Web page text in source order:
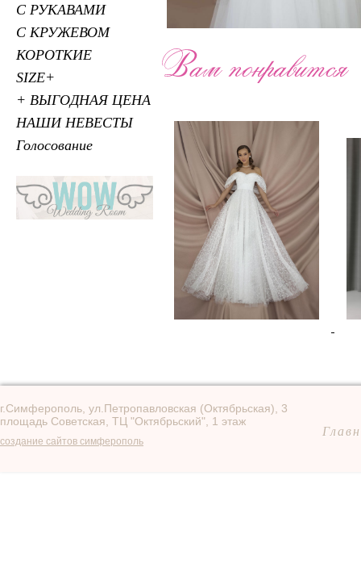
С РУКАВАМИ
С КРУЖЕВОМ
КОРОТКИЕ
SIZE+
+ ВЫГОДНАЯ ЦЕНА
НАШИ НЕВЕСТЫ
Голосование
г.Симферополь, ул.Петропавловская (Октябрьская), 3
площадь Советская, ТЦ "Октябрьский", 1 этаж
создание сайтов симферополь